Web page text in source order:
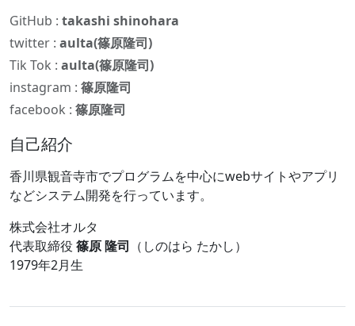
GitHub : takashi shinohara
twitter : aulta(篠原隆司)
Tik Tok : aulta(篠原隆司)
instagram : 篠原隆司
facebook : 篠原隆司
自己紹介
香川県観音寺市でプログラムを中心にwebサイトやアプリ
などシステム開発を行っています。
株式会社オルタ
代表取締役 篠原 隆司 （しのはら たかし）
1979年2月生